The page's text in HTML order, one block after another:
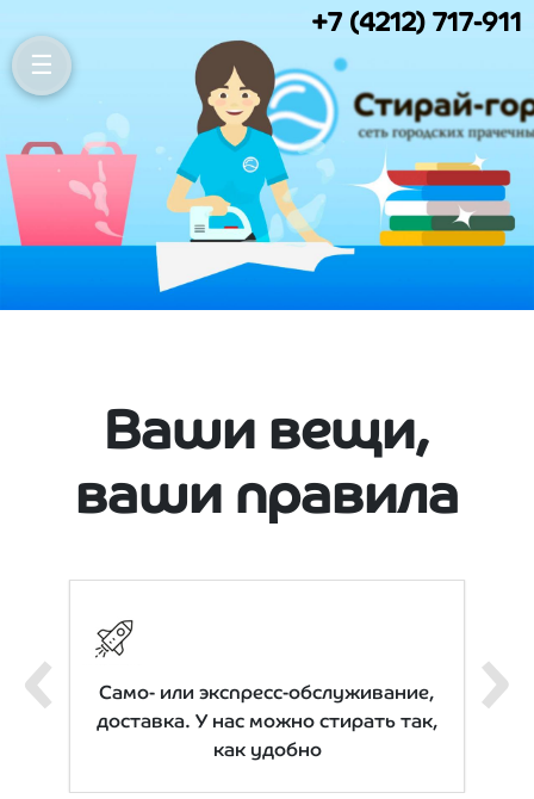
Стирай-город — сеть
+7 (4212) 717-911
Ваши вещи,
ваши правила
Само- или экспресс-обслуживание,
доставка. У нас можно стирать так,
как удобно